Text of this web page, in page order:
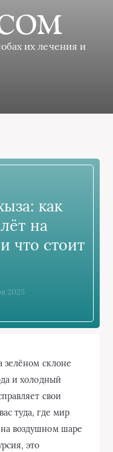
их лечения и
как
на
что стоит
2025
зелёном склоне
и холодный
свои
туда, где мир
воздушном шаре
это